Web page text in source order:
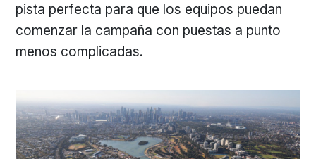
pista perfecta para que los equipos puedan
comenzar la campaña con puestas a punto
menos complicadas.